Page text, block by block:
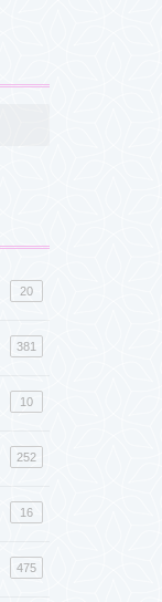
20
381
10
252
16
475